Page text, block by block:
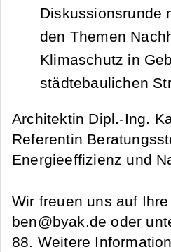
Diskussionsrunde
den Themen
Klimaschutz in
städtebaulichen
Architektin Dipl.-Ing.
Referentin
Energieeffizienz und
Wir freuen uns auf
ben@byak.de oder
88. Weitere